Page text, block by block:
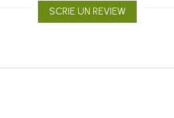
SCRIE UN REVIEW